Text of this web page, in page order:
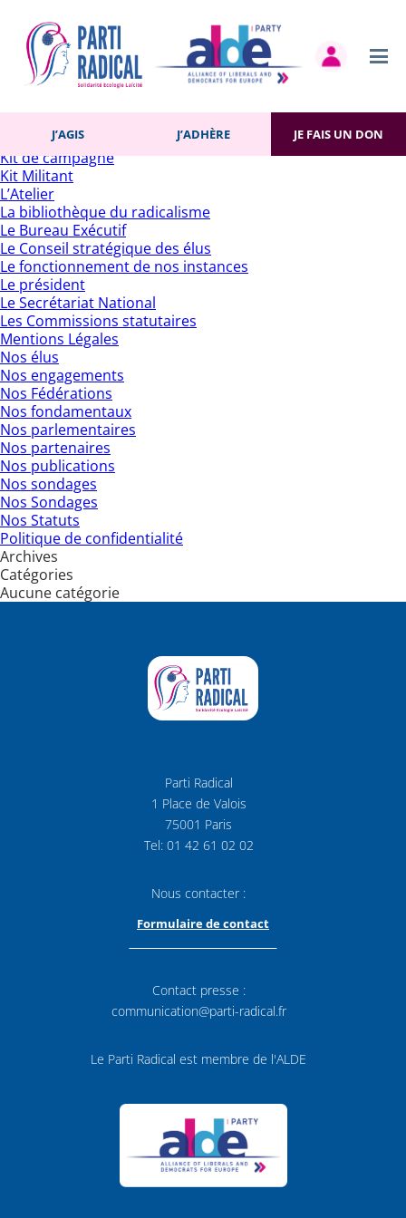
J’AGIS J’ADHÈRE JE FAIS UN DON
Pages
Accueil
Actualités
Contact
J’adhère
Kit de campagne
Kit Militant
L’Atelier
La bibliothèque du radicalisme
Le Bureau Exécutif
Le Conseil stratégique des élus
Le fonctionnement de nos instances
Le président
Le Secrétariat National
Les Commissions statutaires
Mentions Légales
Nos élus
Nos engagements
Nos Fédérations
Nos fondamentaux
Nos parlementaires
Nos partenaires
Nos publications
Nos sondages
Nos Sondages
Nos Statuts
Politique de confidentialité
Archives
Catégories
Aucune catégorie
Parti Radical
1 Place de Valois
75001 Paris
Tel: 01 42 61 02 02
Nous contacter :
Formulaire de contact
Contact presse :
communication@parti-radical.fr
Le Parti Radical est membre de l'ALDE